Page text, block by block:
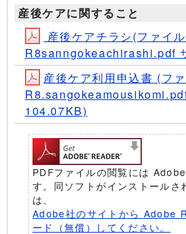
産後ケアに関すること
産後ケアチラシ(ファイル
R8sanngokeachirashi.pdf
産後ケア利用申込書 (ファ
R8.sangokeamousikomi.pdf
104.07KB)
PDFファイルの閲覧には
す。同ソフトがインストールさ
は、
Adobe社のサイトから Adobe
ード（無償）してください。